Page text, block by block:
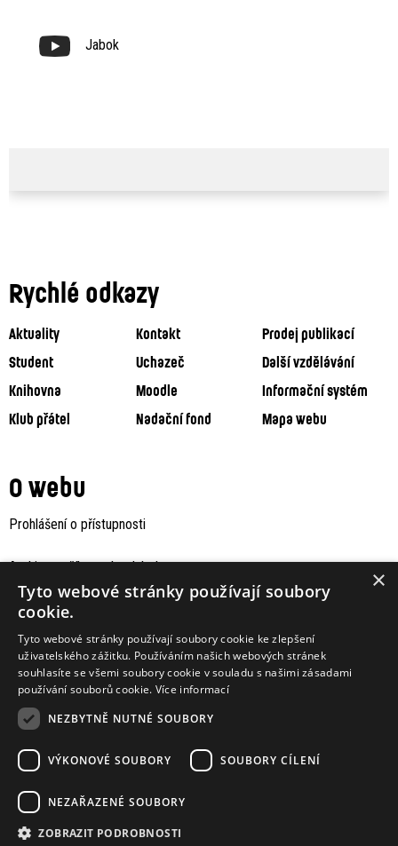
Jabok
Rychlé odkazy
Aktuality Kontakt
Prodej publikací
Student
Uchazeč
Další vzdělávání
Knihovna
Moodle
Informační systém
Klub přátel
Nadační fond Mapa webu
O webu
Prohlášení o přístupnosti
Archiv staršího webu Jaboku
Podporují nás
×
Tyto webové stránky používají soubory
cookie.
Tyto webové stránky používají soubory cookie ke zlepšení
uživatelského zážitku. Používáním našich webových stránek
souhlasíte se všemi soubory cookie v souladu s našimi zásadami
používání souborů cookie. Více informací
NEZBYTNĚ NUTNÉ SOUBORY
VÝKONOVÉ SOUBORY SOUBORY CÍLENÍ
NEZAŘAZENÉ SOUBORY
ZOBRAZIT PODROBNOSTI